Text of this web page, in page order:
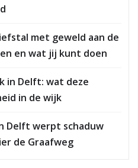
met geweld aan de
en wat jij kunt doen
in Delft: wat deze
in de wijk
Delft werpt schaduw
de Graafweg